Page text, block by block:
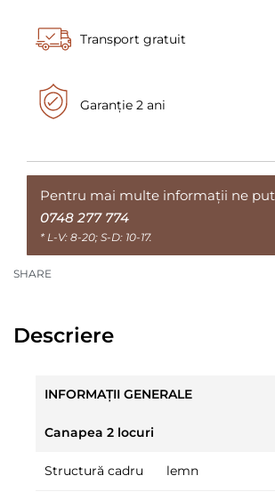
Transport gratuit
Garanție 2 ani
Pentru mai multe informații ne
0748 277 774
* L-V: 8-20; S-D: 10-17.
SHARE
Descriere
INFORMAȚII GENERALE
Canapea 2 locuri
Structură cadru lemn